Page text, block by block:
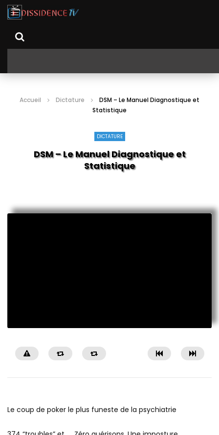
Accueil Dictature
DSM – Le Manuel Diagnostique et
Statistique
DICTATURE
DSM – Le Manuel Diagnostique et
Statistique
Le coup de poker le plus funeste de la psychiatrie